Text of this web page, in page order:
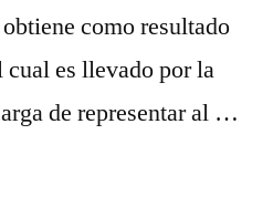
como resultado
es llevado por la
de representar al …